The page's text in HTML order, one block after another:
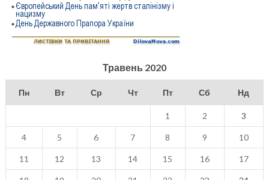
Травень 2020
Пн Вт Ср Чт Пт Сб Нд
1 2 3
4 5 6 7 8 9 10
11 12 13 14 15 16 17